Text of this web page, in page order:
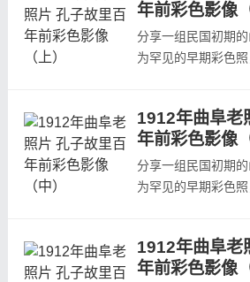
且大多都为彩照，是
其中在中国拍摄了
照,这些照片可以说
年前彩色影像
分享一组民国初期
为罕见的早期彩色
&middot;卡恩。
了全球各地72000多
彩照，是难得的世
拍摄了大概750张照
1912年曲阜老
年前彩色影像
分享一组民国初期
为罕见的早期彩色
林又是什么样子？且
为中集：...
1912年曲阜老
年前彩色影像